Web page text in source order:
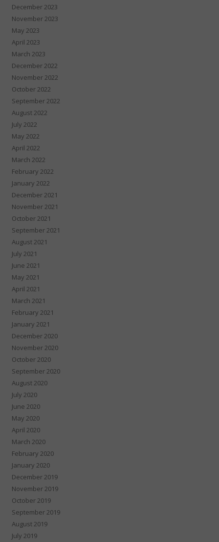
December 2023
November 2023
May 2023
April 2023
March 2023
December 2022
November 2022
October 2022
September 2022
August 2022
July 2022
May 2022
April 2022
March 2022
February 2022
January 2022
December 2021
November 2021
October 2021
September 2021
August 2021
July 2021
June 2021
May 2021
April 2021
March 2021
February 2021
January 2021
December 2020
November 2020
October 2020
September 2020
August 2020
July 2020
June 2020
May 2020
April 2020
March 2020
February 2020
January 2020
December 2019
November 2019
October 2019
September 2019
August 2019
July 2019